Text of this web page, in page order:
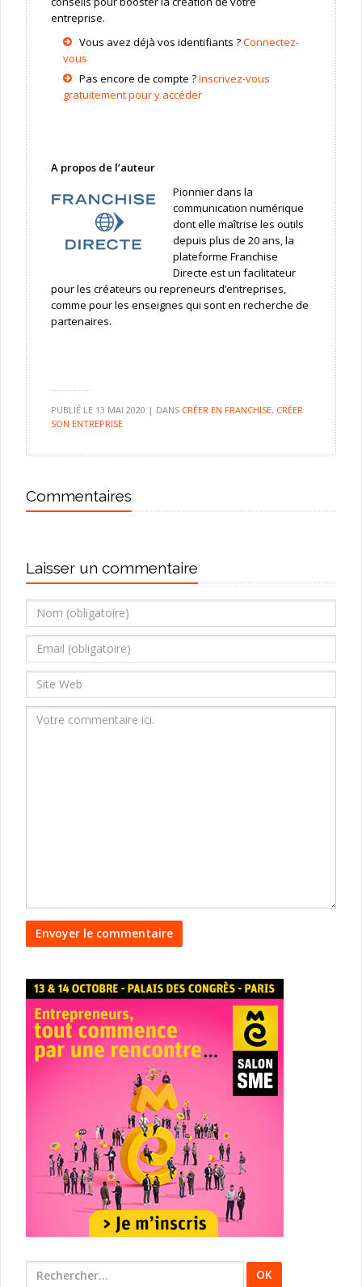
entreprise.
Vous avez déjà vos identifiants ?Connectez-
vous
Pas encore de compte ?Inscrivez-vous
gratuitement pour y accéder
A propos de l’auteur
Pionnier dans la
communication numérique
dont elle maîtrise les outils
depuis plus de 20 ans, la
plateforme Franchise
Directe est un facilitateur
pour les créateurs ou repreneurs d’entreprises,
comme pour les enseignes qui sont en recherche de
partenaires.
PUBLIÉ LE 13 MAI 2020 | DANS CRÉER EN FRANCHISE, CRÉER
SON ENTREPRISE
Commentaires
Laisser un commentaire
Rechercher